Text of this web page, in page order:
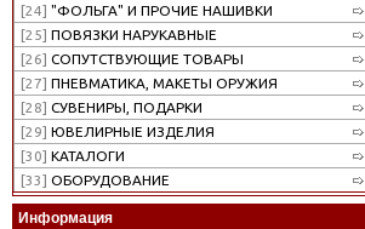
[24] "ФОЛЬГА" И ПРОЧИЕ НАШИВКИ
[25] ПОВЯЗКИ НАРУКАВНЫЕ
[26] СОПУТСТВУЮЩИЕ ТОВАРЫ
[27] ПНЕВМАТИКА, МАКЕТЫ ОРУЖИЯ
[28] СУВЕНИРЫ, ПОДАРКИ
[29] ЮВЕЛИРНЫЕ ИЗДЕЛИЯ
[30] КАТАЛОГИ
[33] ОБОРУДОВАНИЕ
Информация